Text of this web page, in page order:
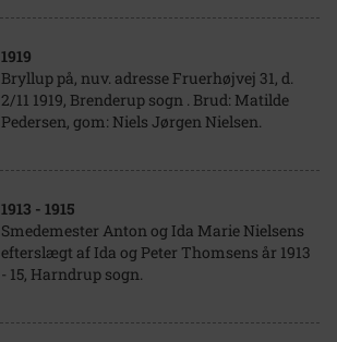
1919
Bryllup på, nuv. adresse Fruerhøjvej 31, d.
2/11 1919, Brenderup sogn . Brud: Matilde
Pedersen, gom: Niels Jørgen Nielsen.
1913 - 1915
Smedemester Anton og Ida Marie Nielsens
efterslægt af Ida og Peter Thomsens år 1913
- 15, Harndrup sogn.